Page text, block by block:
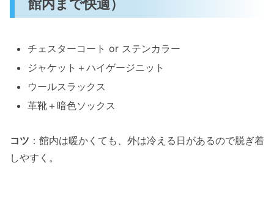
チェスターコート or ステンカラー
ジャケット＋ハイゲージニット
ウールスラックス
革靴＋暗色ソックス
コツ ：館内は暖かくても、外は冷える日があるので脱ぎ着
しやすく。